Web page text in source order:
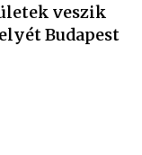
veszik
Budapest